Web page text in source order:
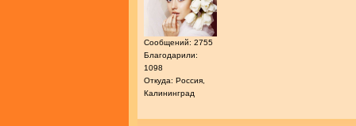
Сообщений: 2755
Благодарили:
1098
Откуда: Россия,
Калининград